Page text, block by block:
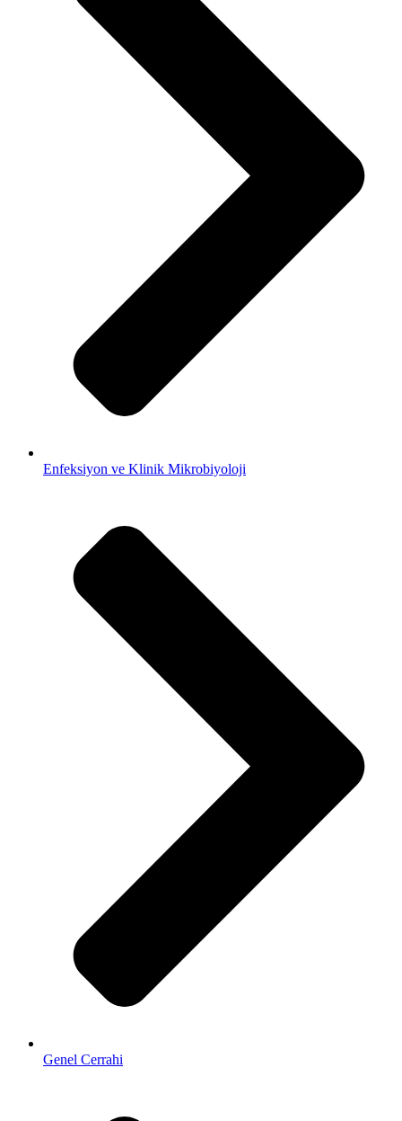
Enfeksiyon ve Klinik Mikrobiyoloji
Genel Cerrahi